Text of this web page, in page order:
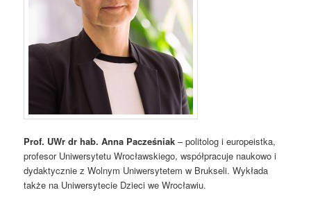
Prof. UWr dr hab. Anna Pacześniak – politolog i europeistka,
profesor Uniwersytetu Wrocławskiego, współpracuje naukowo i
dydaktycznie z Wolnym Uniwersytetem w Brukseli. Wykłada
także na Uniwersytecie Dzieci we Wrocławiu.